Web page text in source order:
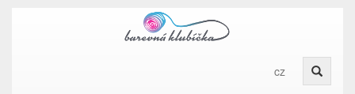
cz